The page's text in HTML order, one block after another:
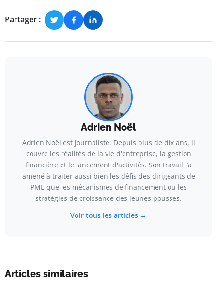
Partager :
Adrien Noël
Adrien Noël est journaliste. Depuis plus de dix ans, il
couvre les réalités de la vie d'entreprise, la gestion
financière et le lancement d'activités. Son travail l’a
amené à traiter aussi bien les défis des dirigeants de
PME que les mécanismes de financement ou les
stratégies de croissance des jeunes pousses.
Voir tous les articles →
Articles similaires